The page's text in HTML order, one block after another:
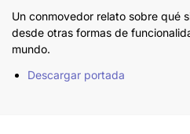
Un conmovedor relato sobre qué
desde otras formas de
mundo.
Descargar portada